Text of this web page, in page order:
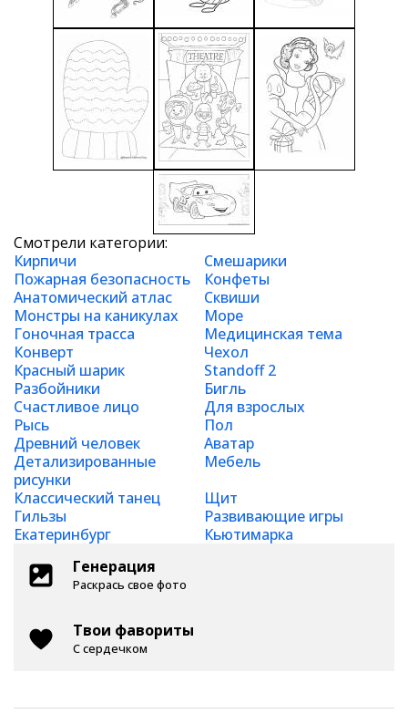
Смотрели категории:
Кирпичи
Смешарики
Пожарная безопасность
Конфеты
Анатомический атлас
Сквиши
Монстры на каникулах
Море
Гоночная трасса
Медицинская тема
Конверт
Чехол
Красный шарик
Standoff 2
Разбойники
Бигль
Счастливое лицо
Для взрослых
Рысь
Пол
Древний человек
Аватар
Детализированные
рисунки
Мебель
Классический танец
Щит
Гильзы
Развивающие игры
Екатеринбург
Кьютимарка
Генерация
Раскрась свое фото
Твои фавориты
С сердечком